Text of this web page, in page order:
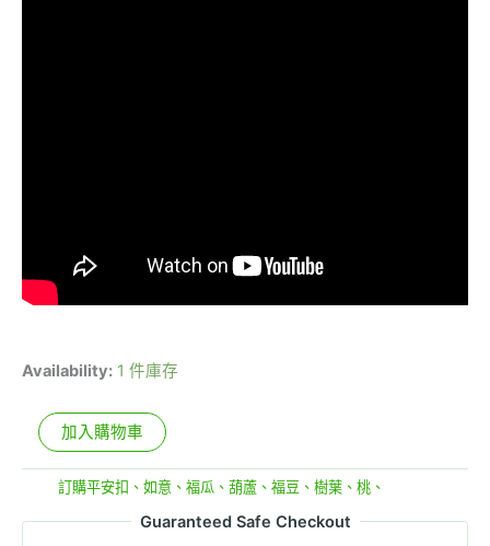
Availability: 1 件庫存
加入購物車
訂購平安扣、如意、福瓜、葫蘆、福豆、樹葉、桃、
Guaranteed Safe Checkout